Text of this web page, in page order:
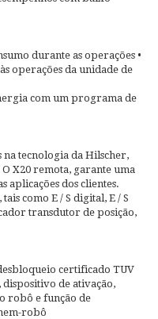
durante as operações •
operações da unidade de
com um programa de
na tecnologia da Hilscher,
X20 remota, garante uma
aplicações dos clientes.
como E / S digital, E / S
transdutor de posição,
certificado TUV
de ativação,
robô e função de
robô